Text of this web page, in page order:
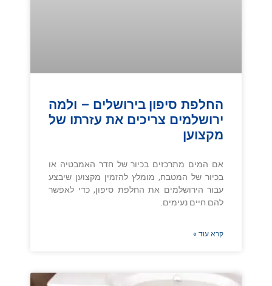
החלפת סיפון בירושלים – ולמה
ירושלמים צריכים את עזרתו של
מקצוען
אם המים מתרכזים בכיור של חדר האמבטיה או
בכיור של המטבח, מומלץ להזמין מקצוען שיבצע
עבור הירושלמים את החלפת סיפון, כדי לאפשר
להם חיים נעימים.
קרא עוד »